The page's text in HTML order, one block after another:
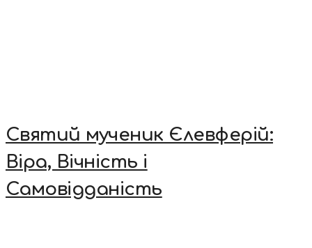
Святий мученик Єлевферій:
Віра, Вічність і
Самовідданість